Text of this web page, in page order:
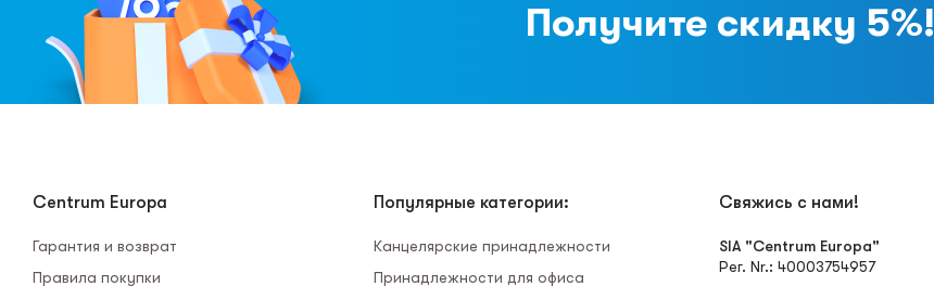
Получите скидку 5%!
Centrum Europa
Гарантия и возврат
Правила покупки
Популярные категории:
Канцелярские принадлежности
Принадлежности для офиса
Свяжись с нами!
SIA "Centrum Europa"
Рег. Nr.: 40003754957